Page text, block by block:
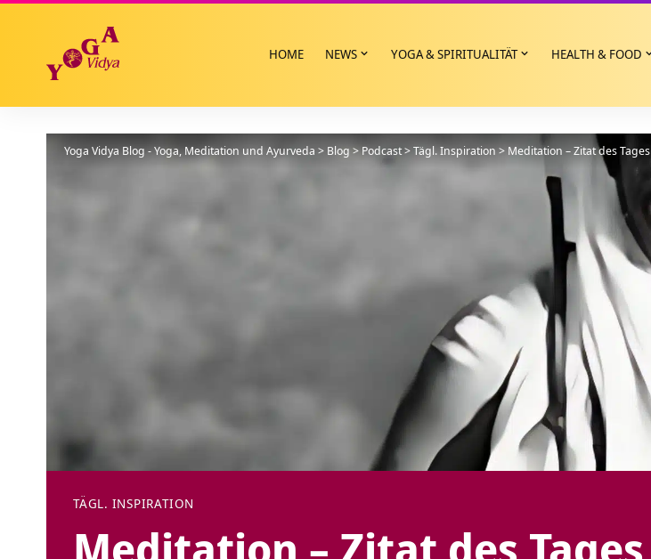
HOME NEWS YOGA & SPIRITUALITÄT HEALTH & FOOD
Yoga Vidya Blog - Yoga, Meditation und Ayurveda > Blog>Podcast>Tägl. Inspiration >Meditation – Zitat des Tages
TÄGL. INSPIRATION